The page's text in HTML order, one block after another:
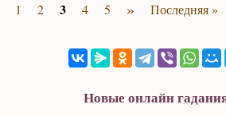
1 2 3 4 5 » Последняя »
Новые онлайн